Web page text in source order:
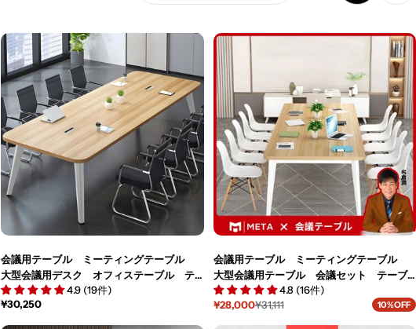
会議用テーブル ミーティングテーブル
大型会議用デスク オフィステーブル テ
ーブル カスタマイズ可能 HYZ-K-006
4.9 (19件)
通
¥30,250
会議用テーブル ミーティングテーブル
大型会議用テーブル 会議セット テーブ
ル オフィステーブル ワークテーブル
HYZ-M-007
4.8 (16件)
セ
¥28,000
通
¥31,111 10%OFF